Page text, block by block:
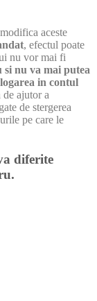
aceste
, efectul poate
nu vor mai fi
si nu va mai putea
in contul
de ajutor a
de stergerea
pe care le
diferite